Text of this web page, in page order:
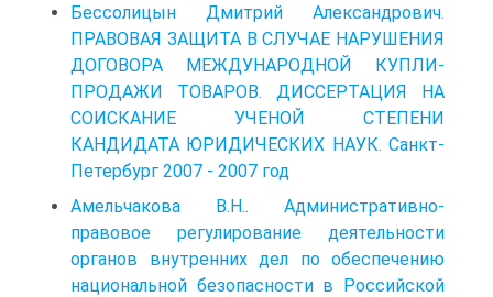
Бессолицын Дмитрий Александрович.
ПРАВОВАЯ ЗАЩИТА В СЛУЧАЕ НАРУШЕНИЯ
ДОГОВОРА МЕЖДУНАРОДНОЙ КУПЛИ-
ПРОДАЖИ ТОВАРОВ. ДИССЕРТАЦИЯ НА
СОИСКАНИЕ УЧЕНОЙ СТЕПЕНИ
КАНДИДАТА ЮРИДИЧЕСКИХ НАУК. Санкт-
Петербург 2007 - 2007 год
Амельчакова В.Н.. Административно-
правовое регулирование деятельности
органов внутренних дел по обеспечению
национальной безопасности в Российской